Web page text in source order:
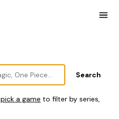
pick a game to filter by series,